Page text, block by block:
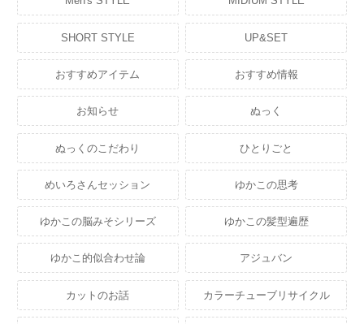
SHORT STYLE UP&SET
おすすめアイテム おすすめ情報
お知らせ ぬっく
ぬっくのこだわり ひとりごと
めいろさんセッション ゆかこの思考
ゆかこの脳みそシリーズ ゆかこの髪型遍歴
ゆかこ的似合わせ論 アジュバン
カットのお話 カラーチューブリサイクル